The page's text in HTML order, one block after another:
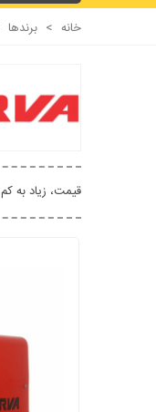
خانه > برندها
قیمت، زیاد به کم